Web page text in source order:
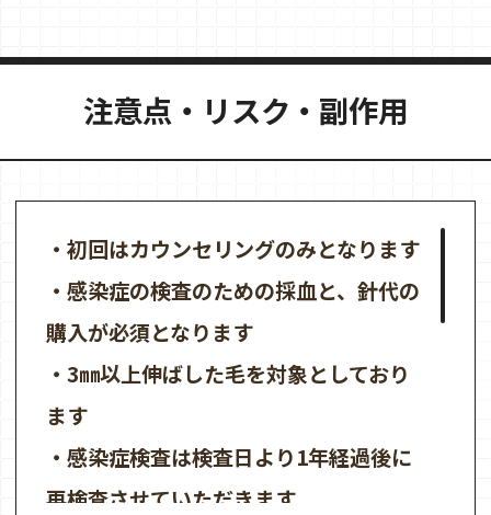
注意点・リスク・副作用
・初回はカウンセリングのみとなります
・感染症の検査のための採血と、針代の
購入が必須となります
・3㎜以上伸ばした毛を対象としており
ます
・感染症検査は検査日より1年経過後に
再検査させていただきます